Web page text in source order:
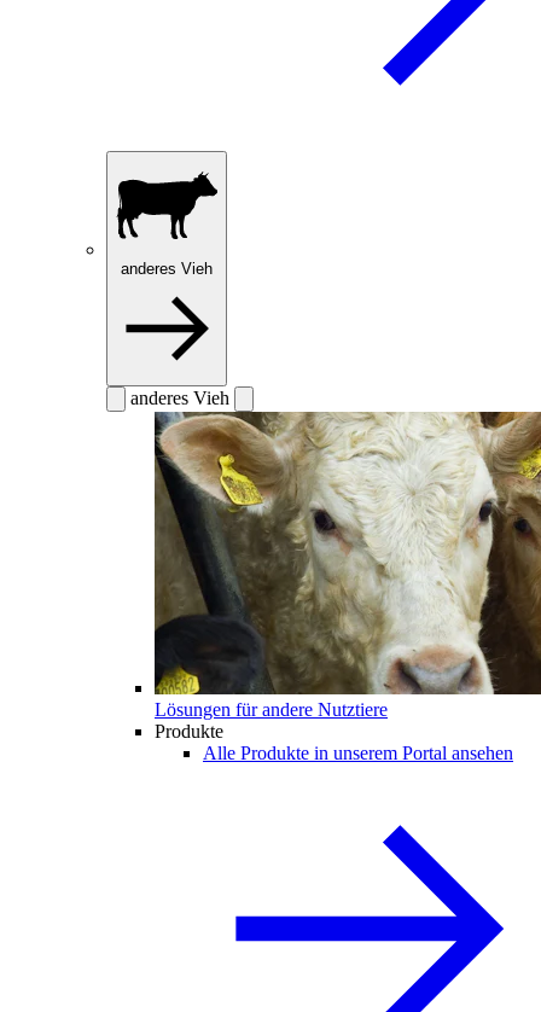
anderes Vieh
anderes Vieh
Lösungen für andere Nutztiere
Produkte
Alle Produkte in unserem Portal ansehen